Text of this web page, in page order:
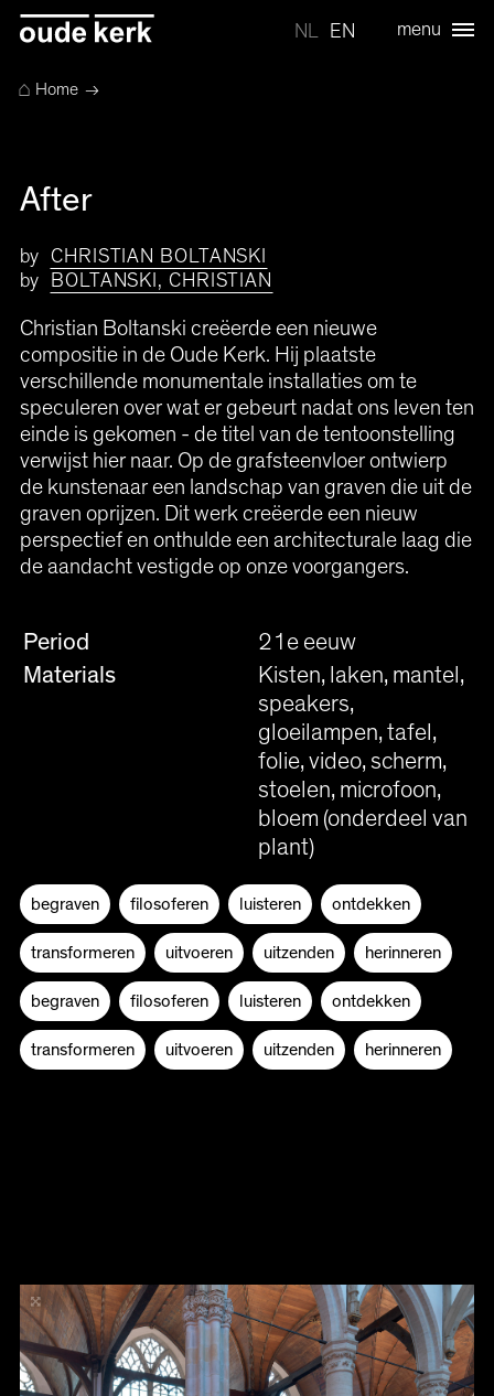
NL EN menu
⌂Home →
After
by
CHRISTIAN BOLTANSKI
by
BOLTANSKI, CHRISTIAN
Christian Boltanski creëerde een nieuwe
compositie in de Oude Kerk. Hij plaatste
verschillende monumentale installaties om te
speculeren over wat er gebeurt nadat ons leven ten
einde is gekomen - de titel van de tentoonstelling
verwijst hier naar. Op de grafsteenvloer ontwierp
de kunstenaar een landschap van graven die uit de
graven oprijzen. Dit werk creëerde een nieuw
perspectief en onthulde een architecturale laag die
de aandacht vestigde op onze voorgangers.
Period
21e eeuw
Materials
Kisten, laken, mantel,
speakers,
gloeilampen, tafel,
folie, video, scherm,
stoelen, microfoon,
bloem (onderdeel van
plant)
begraven filosoferen luisteren ontdekken
transformeren uitvoeren uitzenden herinneren
begraven filosoferen luisteren ontdekken
transformeren uitvoeren uitzenden herinneren